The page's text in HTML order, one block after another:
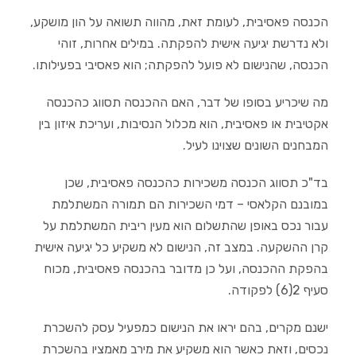
הכנסה פאסיבית, לעומת זאת, מהווה תשואה על הון מושקע,
ולא נדרשת יגיעה אישית להפקתה. במילים אחרות, זוהי
הכנסה, שהנישום לא פועל להפקתה; הוא פאסיבי בפעילותו.
מה שיכריע בסופו של דבר, האם ההכנסה תסווג כהכנסה
אקטיבית או פאסיבית, הוא מכלול הנסיבות, ועריכת איזון בין
המבחנים השונים שצוינו לעיל.
בד"כ תסווג הכנסה משכירות כהכנסה פאסיבית, שכן
במובנם הקלאסי – דמי השכירות הם תמורה המשתלמת
עבור נכס באופן שהתשלום הוא מעין ריבית המשתלמת על
קרן ההשקעה. במצב זה, הנישום לא משקיע כל יגיעה אישית
בהפקת ההכנסה, ועל כן מדובר בהכנסה פאסיבית, מכוח
סעיף 2(6) לפקודה.
ישנם מקרים, בהם יראו את הנישום כמפעיל עסק להשכרת
נכסים, וזאת כאשר הוא משקיע את מירב מאמציו בהשכרת